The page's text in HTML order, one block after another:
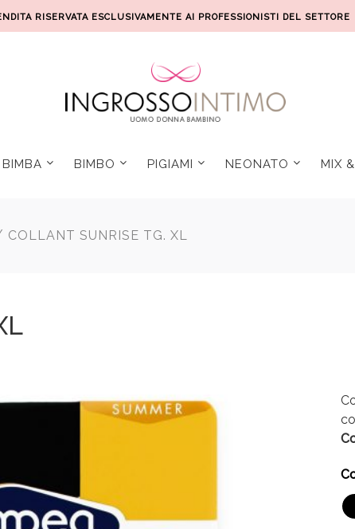
RISERVATA ESCLUSIVAMENTE AI PROFESSIONISTI DEL SETTORE
BIMBA BIMBO PIGIAMI NEONATO MIX
COLLANT SUNRISE TG. XL